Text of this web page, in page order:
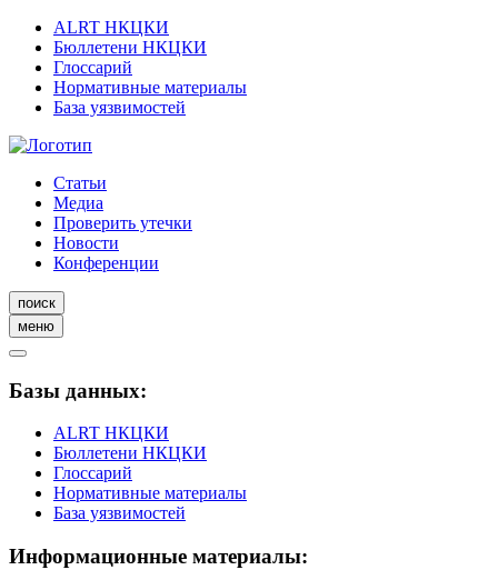
ALRT НКЦКИ
Бюллетени НКЦКИ
Глоссарий
Нормативные материалы
База уязвимостей
Статьи
Медиа
Проверить утечки
Новости
Конференции
поиск
меню
Базы данных:
ALRT НКЦКИ
Бюллетени НКЦКИ
Глоссарий
Нормативные материалы
База уязвимостей
Информационные материалы: